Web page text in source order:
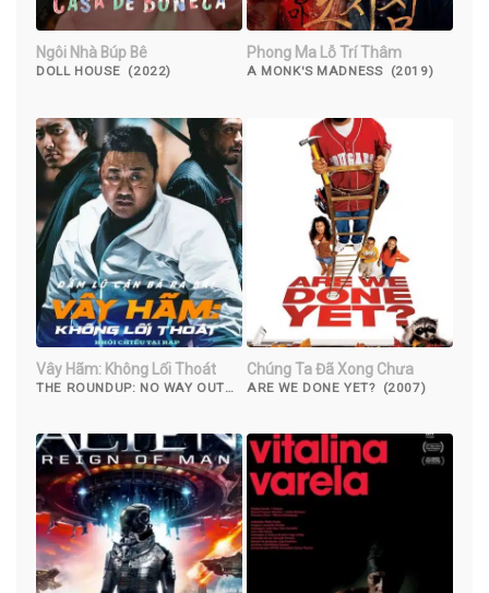
Ngôi Nhà Búp Bê
DOLL HOUSE (2022)
Phong Ma Lỗ Trí Thâm
A MONK'S MADNESS (2019)
Vây Hãm: Không Lối Thoát
THE ROUNDUP: NO WAY OUT
Chúng Ta Đã Xong Chưa
ARE WE DONE YET? (2007)